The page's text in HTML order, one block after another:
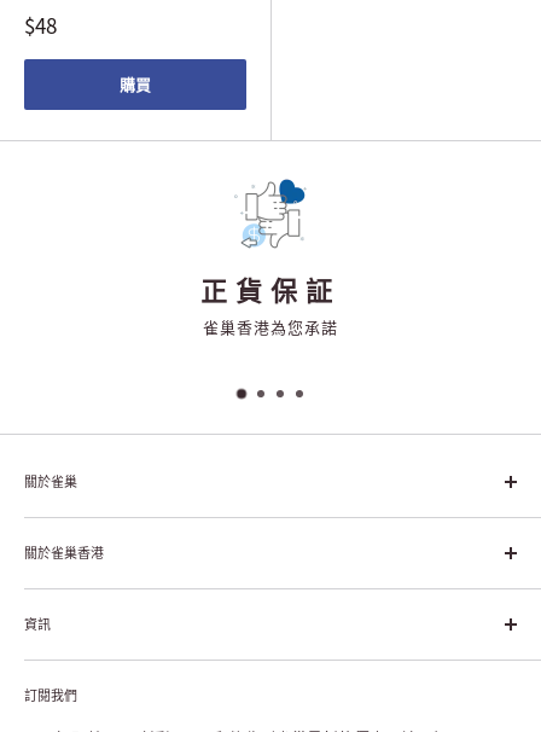
$48
購買
正貨保証
雀巢香港為您承諾
關於雀巢
雀巢集團起源於1866年的瑞士，目前是全球領先的「營養、健康、
幸福生活」企業。雀巢的目標是「我們充分發掘食品的力量，提升
關於雀巢香港
關於雀巢香港
雀巢香港創造共享價值
聯絡我們
私隱聲明
資訊
付款及送貨
退貨或更換
訂閱我們